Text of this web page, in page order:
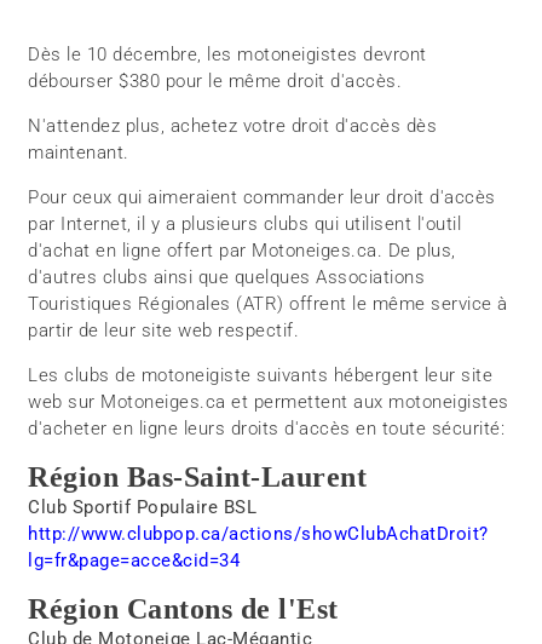
Dès le 10 décembre, les motoneigistes devront
débourser $380 pour le même droit d'accès.
N'attendez plus, achetez votre droit d'accès dès
maintenant.
Pour ceux qui aimeraient commander leur droit d'accès
par Internet, il y a plusieurs clubs qui utilisent l'outil
d'achat en ligne offert par Motoneiges.ca. De plus,
d'autres clubs ainsi que quelques Associations
Touristiques Régionales (ATR) offrent le même service à
partir de leur site web respectif.
Les clubs de motoneigiste suivants hébergent leur site
web sur Motoneiges.ca et permettent aux motoneigistes
d'acheter en ligne leurs droits d'accès en toute sécurité:
Région Bas-Saint-Laurent
Club Sportif Populaire BSL
http://www.clubpop.ca/actions/showClubAchatDroit?
lg=fr&page=acce&cid=34
Région Cantons de l'Est
Club de Motoneige Lac-Mégantic